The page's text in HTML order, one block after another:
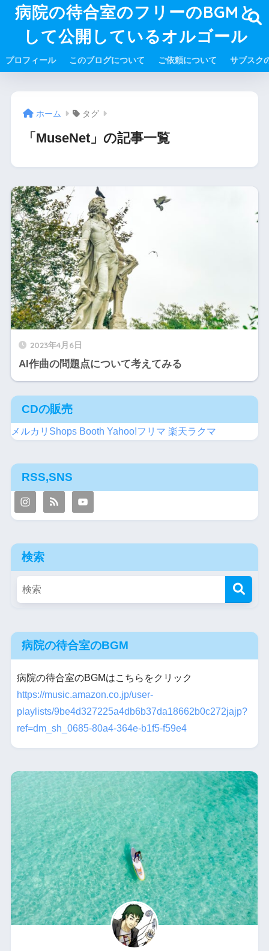
病院の待合室のフリーのBGMと
して公開しているオルゴール
プロフィール このブログについて ご依頼について サブスク
ホーム タグ
「MuseNet」の記事一覧
2023年4月6日
AI作曲の問題点について考えてみる
CDの販売
メルカリShops Booth Yahoo!フリマ 楽天ラクマ
RSS,SNS
検索
病院の待合室のBGM
病院の待合室のBGMはこちらをクリック
https://music.amazon.co.jp/user-
playlists/9be4d327225a4db6b37da18662b0c272jajp?
ref=dm_sh_0685-80a4-364e-b1f5-f59e4